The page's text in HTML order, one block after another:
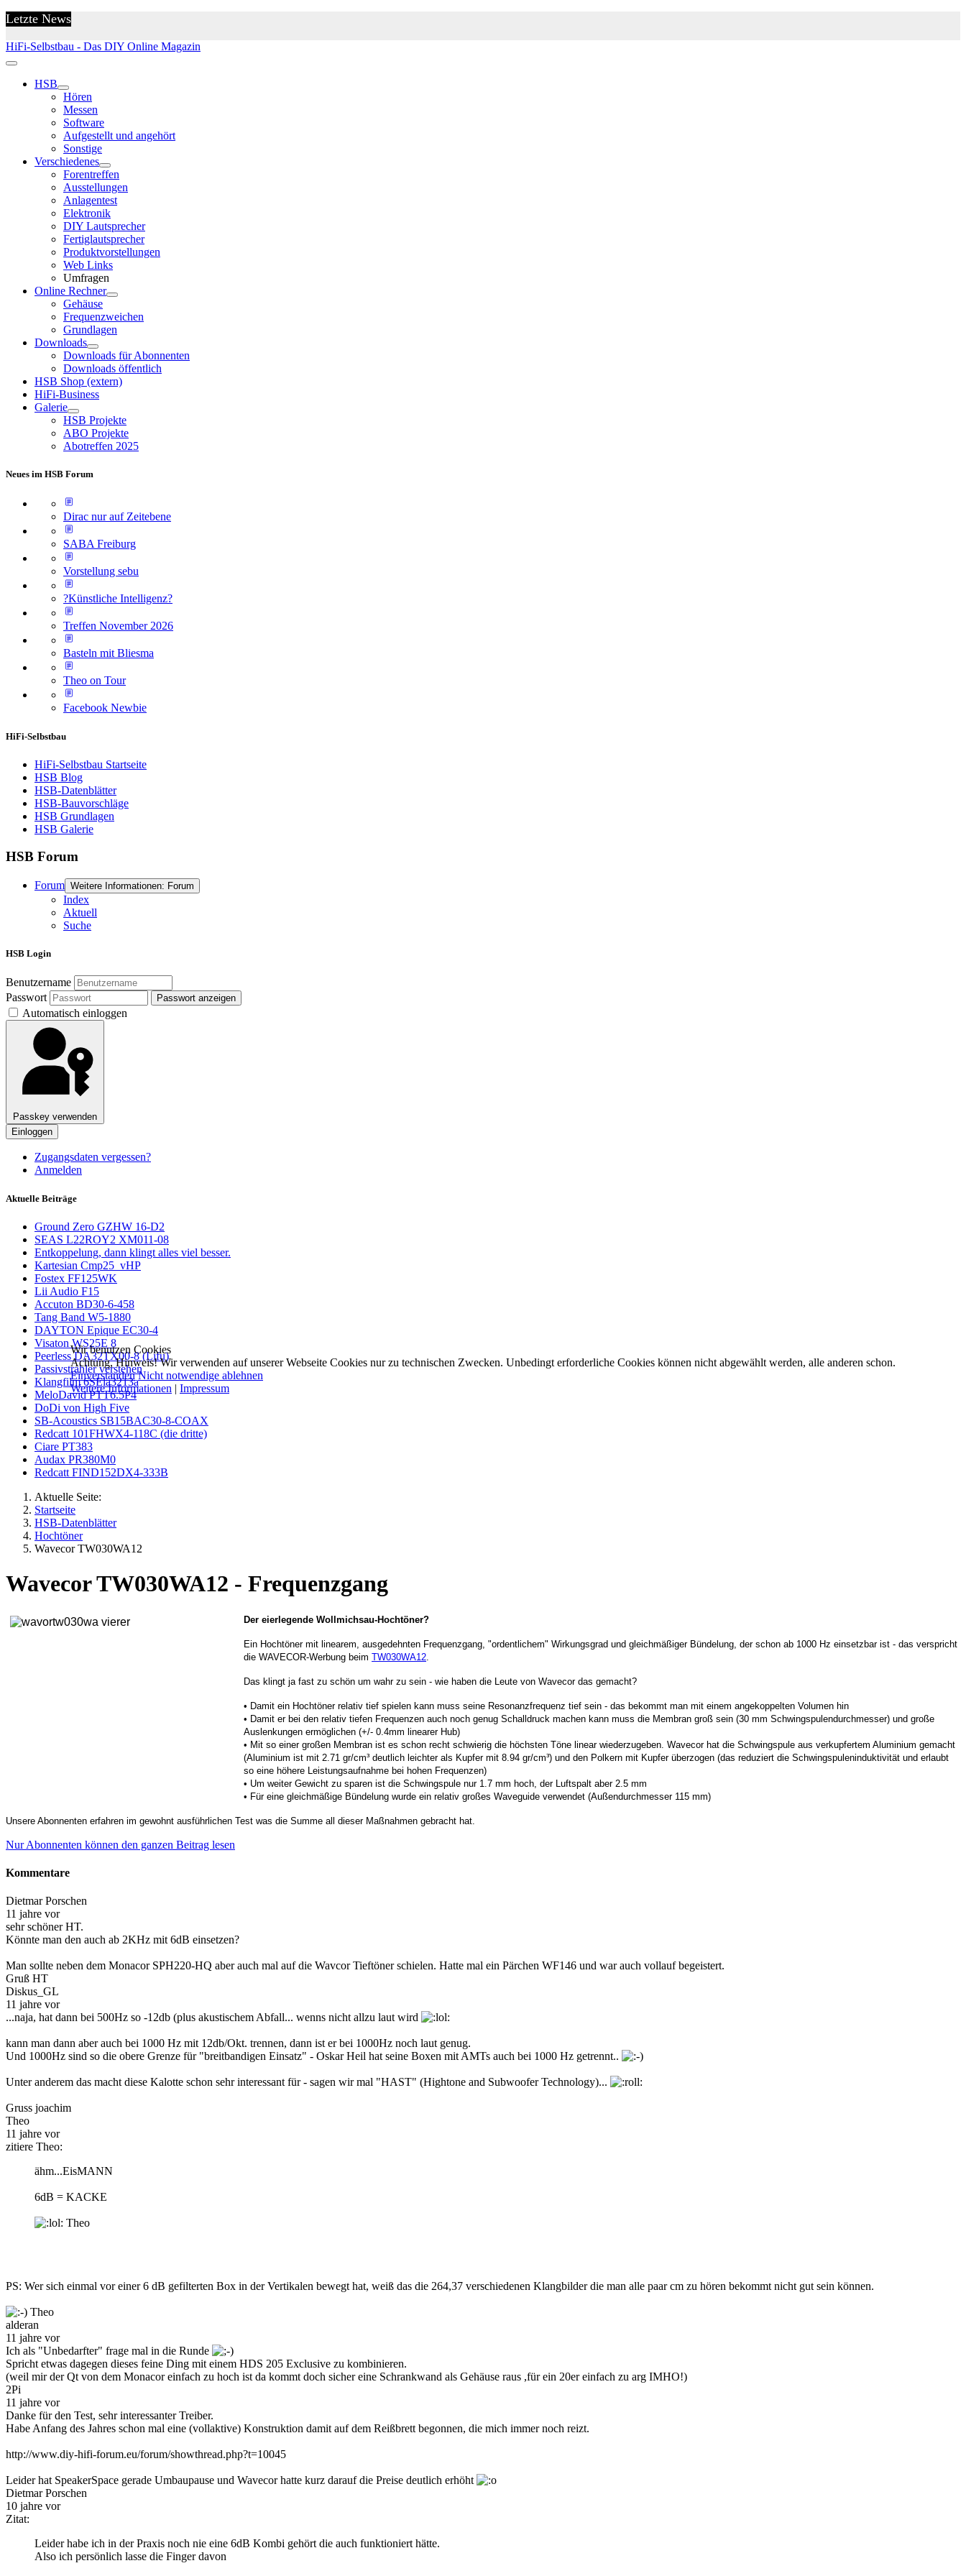
Letzte News
HiFi-Selbstbau - Das DIY Online Magazin
HSB
Hören
Messen
Software
Aufgestellt und angehört
Sonstige
Verschiedenes
Forentreffen
Ausstellungen
Anlagentest
Elektronik
DIY Lautsprecher
Fertiglautsprecher
Produktvorstellungen
Web Links
Umfragen
Online Rechner
Gehäuse
Frequenzweichen
Grundlagen
Downloads
Downloads für Abonnenten
Downloads öffentlich
HSB Shop (extern)
HiFi-Business
Galerie
HSB Projekte
ABO Projekte
Abotreffen 2025
Neues im HSB Forum
Dirac nur auf Zeitebene
SABA Freiburg
Vorstellung sebu
?Künstliche Intelligenz?
Treffen November 2026
Basteln mit Bliesma
Theo on Tour
Facebook Newbie
HiFi-Selbstbau
HiFi-Selbstbau Startseite
HSB Blog
HSB-Datenblätter
HSB-Bauvorschläge
HSB Grundlagen
HSB Galerie
HSB Forum
Forum Weitere Informationen: Forum
Index
Aktuell
Suche
HSB Login
Benutzername
Passwort
Passwort anzeigen
Automatisch einloggen
Passkey verwenden
Einloggen
Zugangsdaten vergessen?
Anmelden
Aktuelle Beiträge
Ground Zero GZHW 16-D2
SEAS L22ROY2 XM011-08
Entkoppelung, dann klingt alles viel besser.
Kartesian Cmp25_vHP
Fostex FF125WK
Lii Audio F15
Accuton BD30-6-458
Tang Band W5-1880
DAYTON Epique EC30-4
Visaton WS25E 8
Peerless DA32TX00-8 (Lifu)
Passivstrahler verstehen
Klangfilm 6SEla3213a
MeloDavid PTT6.5P4
DoDi von High Five
SB-Acoustics SB15BAC30-8-COAX
Redcatt 101FHWX4-118C (die dritte)
Ciare PT383
Audax PR380M0
Redcatt FIND152DX4-333B
Aktuelle Seite:
Startseite
HSB-Datenblätter
Hochtöner
Wavecor TW030WA12
Wavecor TW030WA12 - Frequenzgang
Der eierlegende Wollmichsau-Hochtöner?
Ein Hochtöner mit linearem, ausgedehnten Frequenzgang, "ordentlichem" Wirkungsgrad und gleichmäßiger Bündelung, der schon ab 1000 Hz einsetzbar ist - das verspricht
die WAVECOR-Werbung beim TW030WA12
Das klingt ja fast zu schön um wahr zu sein - wie haben die Leute von Wavecor das gemacht?
• Damit ein Hochtöner relativ tief spielen kann muss seine Resonanzfrequenz tief sein - das bekommt man mit einem angekoppelten Volumen hin
• Damit er bei den relativ tiefen Frequenzen auch noch genug Schalldruck machen kann muss die Membran groß sein (30 mm Schwingspulendurchmesser) und große
Auslenkungen ermöglichen (+/- 0.4mm linearer Hub)
• Mit so einer großen Membran ist es schon recht schwierig die höchsten Töne linear wiederzugeben. Wavecor hat die Schwingspule aus verkupfertem Aluminium gemacht
(Aluminium ist mit 2.71 gr/cm³ deutlich leichter als Kupfer mit 8.94 gr/cm³) und den Polkern mit Kupfer überzogen (das reduziert die Schwingspuleninduktivität und erlaubt
so eine höhere Leistungsaufnahme bei hohen Frequenzen)
• Um weiter Gewicht zu sparen ist die Schwingspule nur 1.7 mm hoch, der Luftspalt aber 2.5 mm
• Für eine gleichmäßige Bündelung wurde ein relativ großes Waveguide verwendet (Außendurchmesser 115 mm)
Unsere Abonnenten erfahren im gewohnt ausführlichen Test was die Summe all dieser Maßnahmen gebracht hat.
Nur Abonnenten können den ganzen Beitrag lesen
Kommentare
Dietmar Porschen
11 jahre vor
sehr schöner HT.
Könnte man den auch ab 2KHz mit 6dB einsetzen?
Man sollte neben dem Monacor SPH220-HQ aber auch mal auf die Wavcor Tieftöner schielen. Hatte mal ein Pärchen WF146 und war auch vollauf begeistert.
Gruß HT
Diskus_GL
11 jahre vor
...naja, hat dann bei 500Hz so -12db (plus akustischem Abfall... wenns nicht allzu laut wird
kann man dann aber auch bei 1000 Hz mit 12db/Okt. trennen, dann ist er bei 1000Hz noch laut genug.
Und 1000Hz sind so die obere Grenze für "breitbandigen Einsatz" - Oskar Heil hat seine Boxen mit AMTs auch bei 1000 Hz getrennt..
Unter anderem das macht diese Kalotte schon sehr interessant für - sagen wir mal "HAST" (Hightone and Subwoofer Technology)...
Gruss joachim
Theo
11 jahre vor
zitiere Theo:
ähm...EisMANN
6dB = KACKE
Theo
PS: Wer sich einmal vor einer 6 dB gefilterten Box in der Vertikalen bewegt hat, weiß das die 264,37 verschiedenen Klangbilder die man alle paar cm zu hören bekommt nicht gut sein können.
Theo
alderan
11 jahre vor
Ich als "Unbedarfter" frage mal in die Runde
Spricht etwas dagegen dieses feine Ding mit einem HDS 205 Exclusive zu kombinieren.
(weil mir der Qt von dem Monacor einfach zu hoch ist da kommt doch sicher eine Schrankwand als Gehäuse raus ,für ein 20er einfach zu arg IMHO!)
2Pi
11 jahre vor
Danke für den Test, sehr interessanter Treiber.
Habe Anfang des Jahres schon mal eine (vollaktive) Konstruktion damit auf dem Reißbrett begonnen, die mich immer noch reizt.
http://www.diy-hifi-forum.eu/forum/showthread.php?t=10045
Leider hat SpeakerSpace gerade Umbaupause und Wavecor hatte kurz darauf die Preise deutlich erhöht
Dietmar Porschen
10 jahre vor
Zitat:
Leider habe ich in der Praxis noch nie eine 6dB Kombi gehört die auch funktioniert hätte.
Also ich persönlich lasse die Finger davon
Wir benutzen Cookies
Achtung, Hinweis! Wir verwenden auf unserer Webseite Cookies nur zu technischen Zwecken. Unbedingt erforderliche Cookies können nicht abgewählt werden, alle anderen schon.
Einverstanden Nicht notwendige ablehnen
Weitere Informationen | Impressum